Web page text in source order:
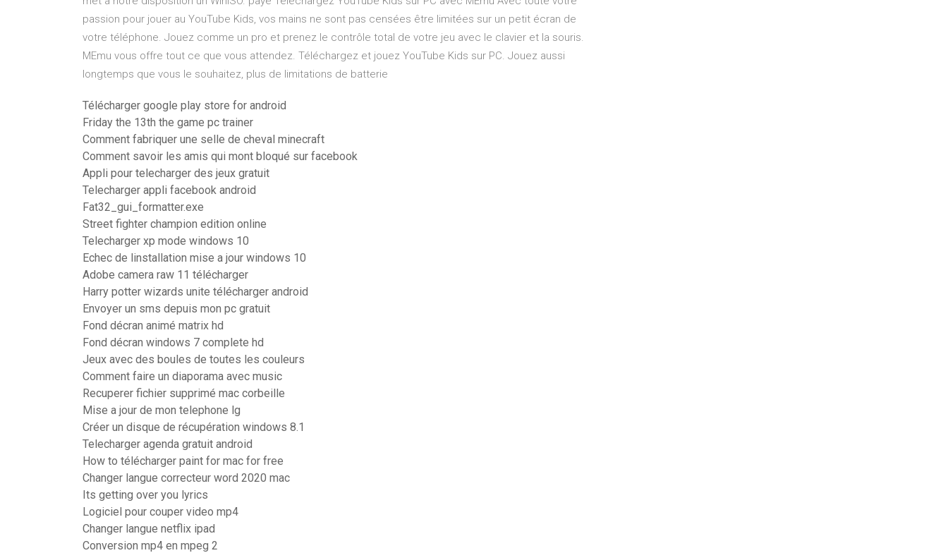
passion pour jouer au YouTube Kids, vos mains ne sont pas censées être limitées sur un petit écran de
votre téléphone. Jouez comme un pro et prenez le contrôle total de votre jeu avec le clavier et la souris.
MEmu vous offre tout ce que vous attendez. Téléchargez et jouez YouTube Kids sur PC. Jouez aussi
longtemps que vous le souhaitez, plus de limitations de batterie
Télécharger google play store for android
Friday the 13th the game pc trainer
Comment fabriquer une selle de cheval minecraft
Comment savoir les amis qui mont bloqué sur facebook
Appli pour telecharger des jeux gratuit
Telecharger appli facebook android
Fat32_gui_formatter.exe
Street fighter champion edition online
Telecharger xp mode windows 10
Echec de linstallation mise a jour windows 10
Adobe camera raw 11 télécharger
Harry potter wizards unite télécharger android
Envoyer un sms depuis mon pc gratuit
Fond décran animé matrix hd
Fond décran windows 7 complete hd
Jeux avec des boules de toutes les couleurs
Comment faire un diaporama avec music
Recuperer fichier supprimé mac corbeille
Mise a jour de mon telephone lg
Créer un disque de récupération windows 8.1
Telecharger agenda gratuit android
How to télécharger paint for mac for free
Changer langue correcteur word 2020 mac
Its getting over you lyrics
Logiciel pour couper video mp4
Changer langue netflix ipad
Conversion mp4 en mpeg 2